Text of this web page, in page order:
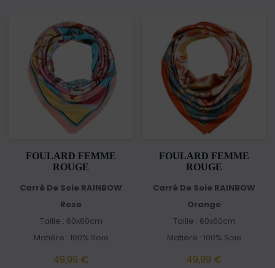
FOULARD FEMME
ROUGE
Carré De Soie RAINBOW
Rose
Taille : 60x60cm
Matière : 100% Soie
49,99 €
FOULARD FEMME
ROUGE
Carré De Soie RAINBOW
Orange
Taille : 60x60cm
Matière : 100% Soie
49,99 €